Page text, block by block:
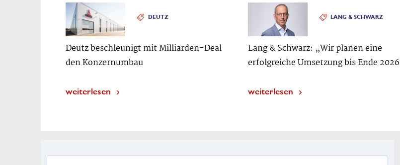
DEUTZ
Deutz beschleunigt mit Milliarden-Deal
den Konzernumbau
weiterlesen
LANG & SCHWARZ
Lang & Schwarz: „Wir planen eine
erfolgreiche Umsetzung bis Ende
weiterlesen